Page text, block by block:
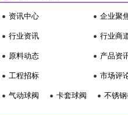
资讯中心
行业资讯
原料动态
工程招标
企业聚
行业商
产品资
市场评
气动球阀 卡套球阀 不锈